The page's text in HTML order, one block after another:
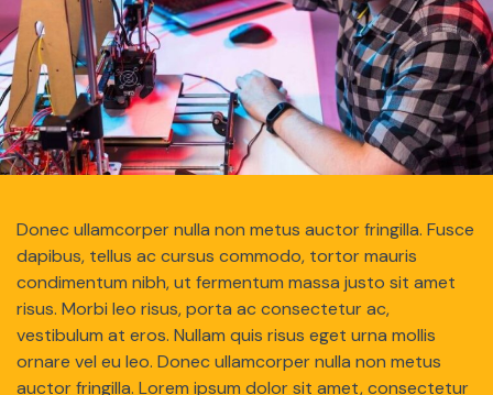
Donec ullamcorper nulla non metus auctor fringilla. Fusce
dapibus, tellus ac cursus commodo, tortor mauris
condimentum nibh, ut fermentum massa justo sit amet
risus. Morbi leo risus, porta ac consectetur ac,
vestibulum at eros. Nullam quis risus eget urna mollis
ornare vel eu leo. Donec ullamcorper nulla non metus
auctor fringilla. Lorem ipsum dolor sit amet, consectetur